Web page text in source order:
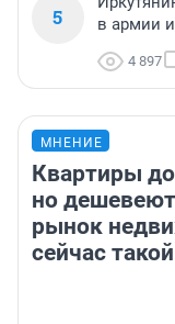
5
в армии и
4 897
МНЕНИЕ
Квартиры
но
рынок
сейчас